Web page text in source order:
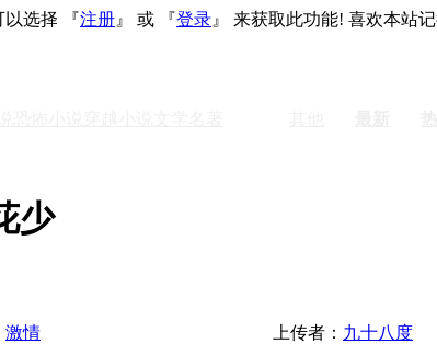
选择 『注册 』 或 『登录 』 来获取此功能! 喜欢本站
少
激情 上传者： 九十八度